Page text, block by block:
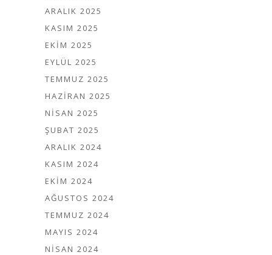
ARALIK 2025
KASIM 2025
EKIM 2025
EYLÜL 2025
TEMMUZ 2025
HAZIRAN 2025
NISAN 2025
ŞUBAT 2025
ARALIK 2024
KASIM 2024
EKIM 2024
AĞUSTOS 2024
TEMMUZ 2024
MAYIS 2024
NISAN 2024